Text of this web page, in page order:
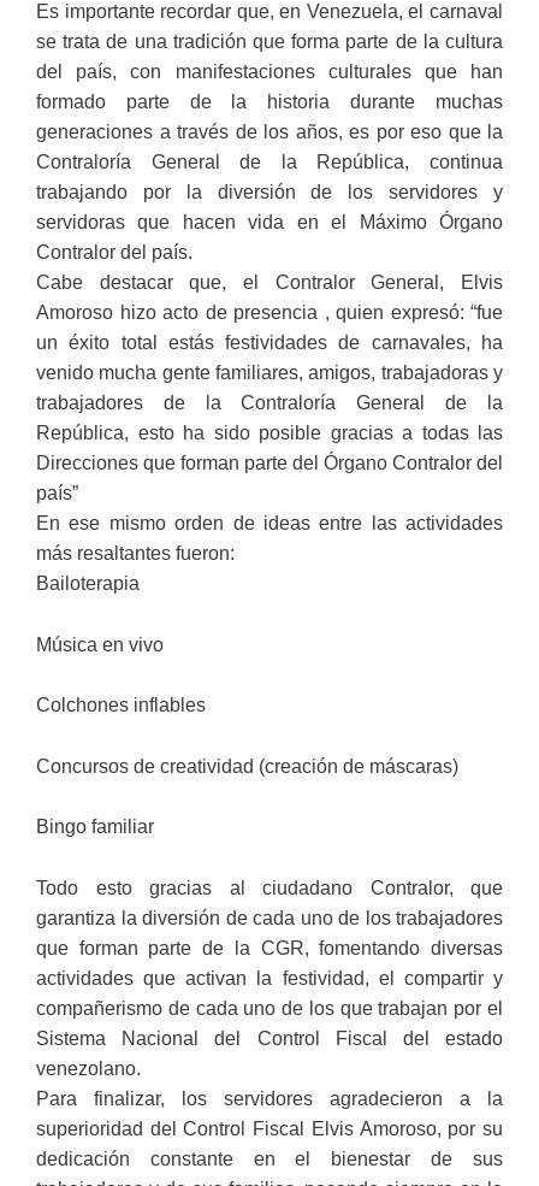
Es importante recordar que, en Venezuela, el carnaval
se trata de una tradición que forma parte de la cultura
del país, con manifestaciones culturales que han
formado parte de la historia durante muchas
generaciones a través de los años, es por eso que la
Contraloría General de la República, continua
trabajando por la diversión de los servidores y
servidoras que hacen vida en el Máximo Órgano
Contralor del país.
Cabe destacar que, el Contralor General, Elvis
Amoroso hizo acto de presencia , quien expresó: “fue
un éxito total estás festividades de carnavales, ha
venido mucha gente familiares, amigos, trabajadoras y
trabajadores de la Contraloría General de la
República, esto ha sido posible gracias a todas las
Direcciones que forman parte del Órgano Contralor del
país”
En ese mismo orden de ideas entre las actividades
más resaltantes fueron:
Bailoterapia
Música en vivo
Colchones inflables
Concursos de creatividad (creación de máscaras)
Bingo familiar
Todo esto gracias al ciudadano Contralor, que
garantiza la diversión de cada uno de los trabajadores
que forman parte de la CGR, fomentando diversas
actividades que activan la festividad, el compartir y
compañerismo de cada uno de los que trabajan por el
Sistema Nacional del Control Fiscal del estado
venezolano.
Para finalizar, los servidores agradecieron a la
superioridad del Control Fiscal Elvis Amoroso, por su
dedicación constante en el bienestar de sus